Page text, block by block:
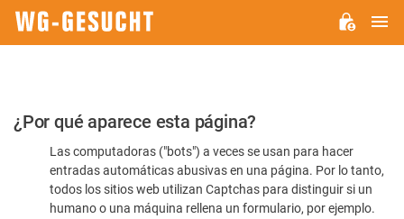
Por
favor,
confirme
¿Por qué aparece esta página?
Las computadoras ("bots") a veces se usan para hacer
entradas automáticas abusivas en una página. Por lo tanto,
todos los sitios web utilizan Captchas para distinguir si un
humano o una máquina rellena un formulario, por ejemplo.